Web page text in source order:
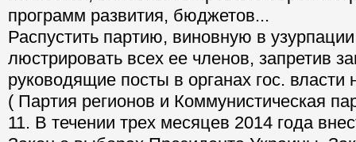
программ развития, бюджетов...
Распустить партию, виновную в
люстрировать всех ее членов, запретив
руководящие посты в органах гос. власти
( Партия регионов и Коммунистическая
11. В течении трех месяцев 2014 года